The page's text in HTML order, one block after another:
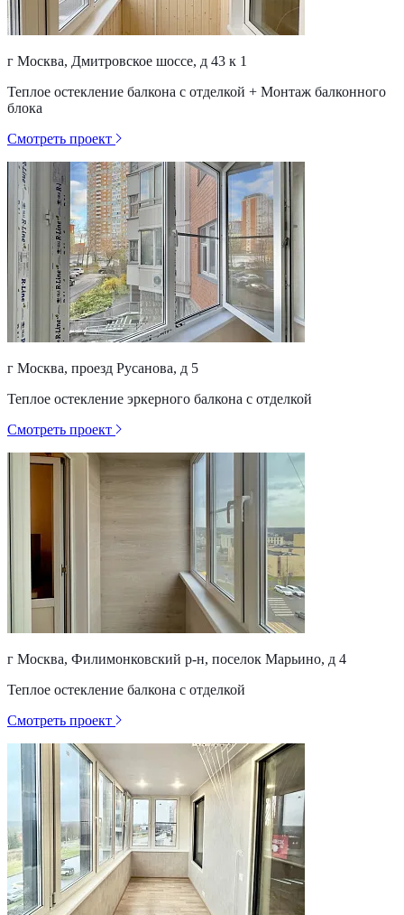
г Москва, Дмитровское шоссе, д 43 к 1
Теплое остекление балкона с отделкой + Монтаж балконного
блока
Смотреть проект
г Москва, проезд Русанова, д 5
Теплое остекление эркерного балкона с отделкой
Смотреть проект
г Москва, Филимонковский р-н, поселок Марьино, д 4
Теплое остекление балкона с отделкой
Смотреть проект